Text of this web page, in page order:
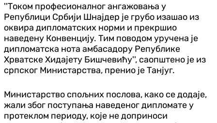
''Током професионалног ангажовања у
Републици Србији Шнајдер је грубо изашао из
оквира дипломатских норми и прекршио
наведену Конвенцију. Тим поводом уручена је
дипломатска нота амбасадору Републике
Хрватске Хидајету Бишчевићу'', саопштено је из
српског Министарства, пренио је Тан‌југ.
Министарство спољних послова, како се додаје,
жали због поступања наведеног дипломате у
протеклом периоду, које не доприноси